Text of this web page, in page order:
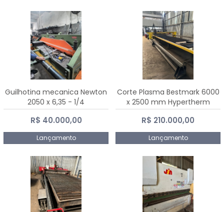
Guilhotina mecanica Newton
2050 x 6,35 - 1/4
R$ 40.000,00
Lançamento
Corte Plasma Bestmark 6000
x 2500 mm Hypertherm
MaxPro 200
R$ 210.000,00
Lançamento